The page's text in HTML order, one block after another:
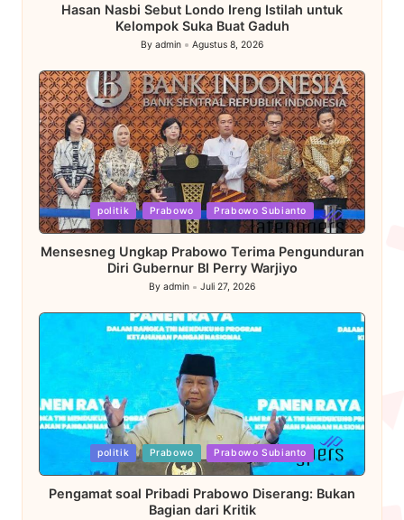
Hasan Nasbi Sebut Londo Ireng Istilah untuk
Kelompok Suka Buat Gaduh
Posted
by
By admin Agustus 8, 2026
Posted
in
politik Prabowo Prabowo Subianto
Mensesneg Ungkap Prabowo Terima Pengunduran
Diri Gubernur BI Perry Warjiyo
Posted
by
By admin Juli 27, 2026
politik Prabowo Prabowo Subianto
Pengamat soal Pribadi Prabowo Diserang: Bukan
Bagian dari Kritik